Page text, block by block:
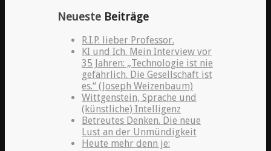
Neueste Beiträge
R.I.P. lieber Professor.
KI und Ich. Mein Interview vor
35 Jahren: „Technologie ist nie
gefährlich. Die Gesellschaft ist
es.“ (Joseph Weizenbaum)
Wittgenstein, Sprache und
(künstliche) Intelligenz
Betreutes Denken. Die neue
Lust an der Unmündigkeit
Heute mehr denn je: